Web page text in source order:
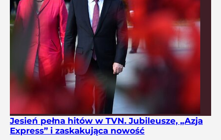
Jesień pełna hitów w TVN. Jubileusze, „Azja
Express” i zaskakująca nowość